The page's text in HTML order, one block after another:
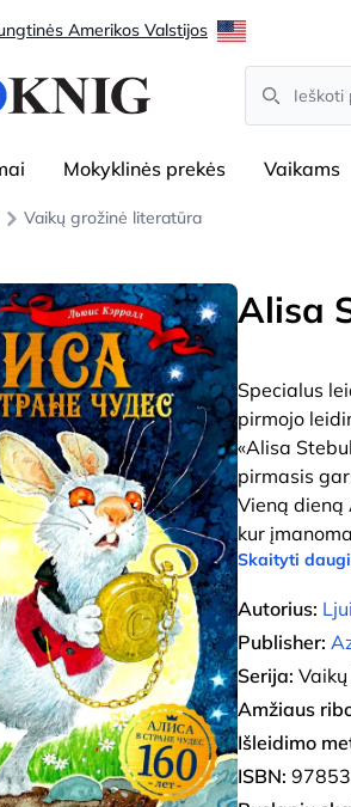
Amerikos Valstijos
Search
Mokyklinės prekės Vaikams
Vaikų grožinė literatūra
Alisa
Specialus
pirmojo
«Alisa
pirmasis
Vieną
kur
Skaityti
Autorius:
Publisher:
Serija:
Amžiaus
Išleidimo
ISBN: